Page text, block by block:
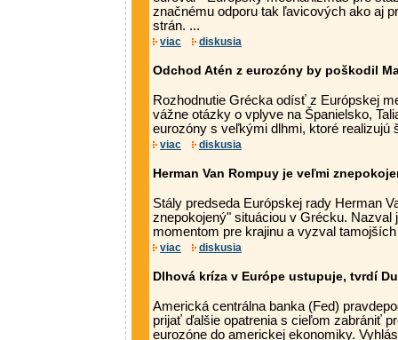
značnému odporu tak ľavicových ako aj
strán. ...
viac diskusia
Odchod Atén z eurozóny by poškodil
Rozhodnutie Grécka odísť z Európskej
vážne otázky o vplyve na Španielsko,
eurozóny s veľkými dlhmi, ktoré realizujú
viac diskusia
Herman Van Rompuy je veľmi
Stály predseda Európskej rady Herman
znepokojený" situáciou v Grécku. Nazval
momentom pre krajinu a vyzval
viac diskusia
Dlhová kríza v Európe ustupuje, tvrdí
Americká centrálna banka (Fed)
prijať ďalšie opatrenia s cieľom zabrániť
eurozóne do americkej ekonomiky.